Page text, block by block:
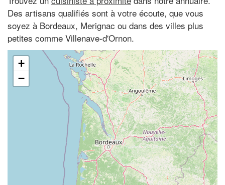
Des artisans qualifiés sont à votre écoute, que vous
soyez à Bordeaux, Merignac ou dans des villes plus
petites comme Villenave-d'Ornon.
+
−